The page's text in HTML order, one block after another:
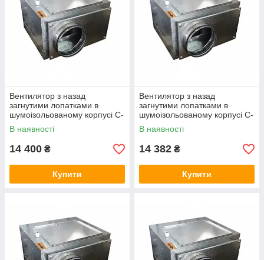
Вентилятор з назад
загнутими лопатками в
шумоізольованому корпусі C-
VENT-PB-S-160B-4-220
В наявності
14 400 ₴
Купити
Вентилятор з назад
загнутими лопатками в
шумоізольованому корпусі C-
VENT-PB-S-200А-4-220
В наявності
14 382 ₴
Купити